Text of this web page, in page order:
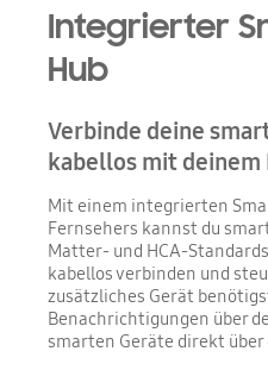
Integrierter
Hub
Verbinde deine
kabellos mit deinem
Mit einem integrierten
Fernsehers kannst du
Matter- und HCA-
kabellos verbinden und
zusätzliches Gerät
Benachrichtigungen über
smarten Geräte direkt